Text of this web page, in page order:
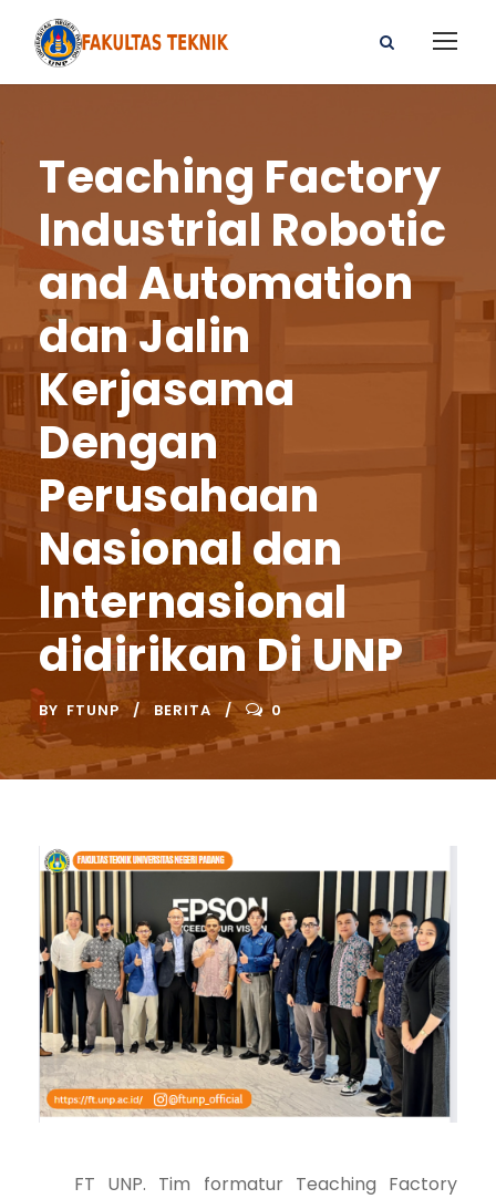
Teaching Factory
Industrial Robotic
and Automation
dan Jalin
Kerjasama
Dengan
Perusahaan
Nasional dan
Internasional
didirikan Di UNP
BY FTUNP BERITA 0
FT UNP. Tim formatur Teaching Factory